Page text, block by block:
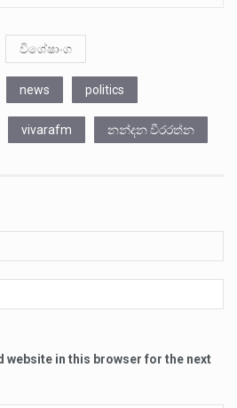
විශේෂාංග
news politics
vivarafm නන්දන වීරරත්න
website in this browser for the next